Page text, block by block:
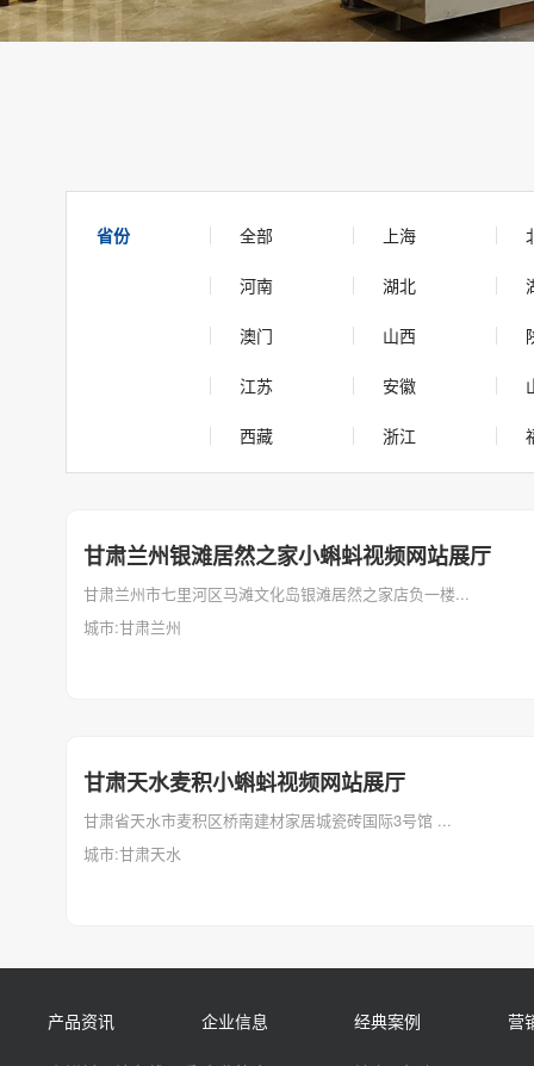
省份 全部 上海
河南 湖北
澳门 山西
江苏 安徽
西藏 浙江
甘肃兰州银滩居然之家小蝌蚪视频网站展厅
甘肃兰州市七里河区马滩文化岛银滩居然之家店负一楼...
城市:甘肃兰州
甘肃天水麦积小蝌蚪视频网站展厅
甘肃省天水市麦积区桥南建材家居城瓷砖国际3号馆 ...
城市:甘肃天水
产品资讯 企业信息 经典案例 营